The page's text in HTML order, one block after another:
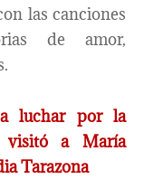
las canciones
de amor,
a luchar por la
visitó a María
Tarazona